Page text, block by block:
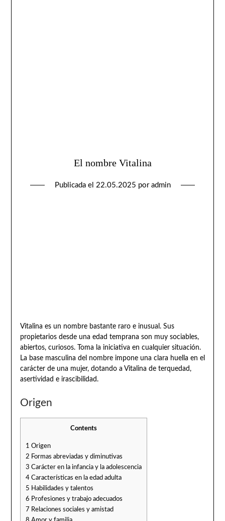
El nombre Vitalina
Publicada el 22.05.2025 por admin
Vitalina es un nombre bastante raro e inusual. Sus
propietarios desde una edad temprana son muy sociables,
abiertos, curiosos. Toma la iniciativa en cualquier situación.
La base masculina del nombre impone una clara huella en el
carácter de una mujer, dotando a Vitalina de terquedad,
asertividad e irascibilidad.
Origen
Contents
1 Origen
2 Formas abreviadas y diminutivas
3 Carácter en la infancia y la adolescencia
4Características en la edad adulta
5 Habilidades y talentos
6 Profesiones y trabajo adecuados
7 Relaciones sociales y amistad